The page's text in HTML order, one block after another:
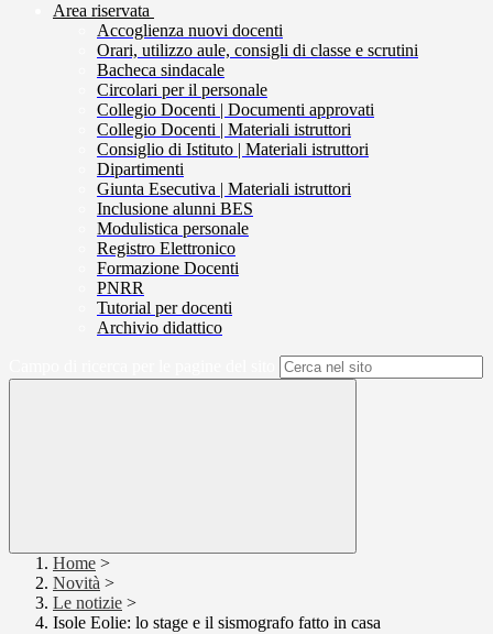
Area riservata
Accoglienza nuovi docenti
Orari, utilizzo aule, consigli di classe e scrutini
Bacheca sindacale
Circolari per il personale
Collegio Docenti | Documenti approvati
Collegio Docenti | Materiali istruttori
Consiglio di Istituto | Materiali istruttori
Dipartimenti
Giunta Esecutiva | Materiali istruttori
Inclusione alunni BES
Modulistica personale
Registro Elettronico
Formazione Docenti
PNRR
Tutorial per docenti
Archivio didattico
Home >
Novità >
Le notizie >
Isole Eolie: lo stage e il sismografo fatto in casa